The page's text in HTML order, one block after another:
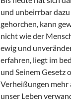
und unbeirrbar
gehorchen, kann
nicht wie der
ewig und
erfahren, liegt im
und Seinem Gesetz
Verheißungen mehr
unser Leben